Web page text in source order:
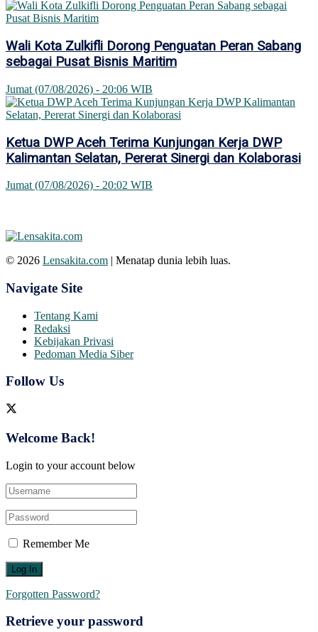
Wali Kota Zulkifli Dorong Penguatan Peran Sabang
sebagai Pusat Bisnis Maritim
Jumat (07/08/2026) - 20:06 WIB
Ketua DWP Aceh Terima Kunjungan Kerja DWP
Kalimantan Selatan, Pererat Sinergi dan Kolaborasi
Jumat (07/08/2026) - 20:02 WIB
© 2026 Lensakita.com | Menatap dunia lebih luas.
Navigate Site
Tentang Kami
Redaksi
Kebijakan Privasi
Pedoman Media Siber
Follow Us
Welcome Back!
Login to your account below
Remember Me
Forgotten Password?
Retrieve your password